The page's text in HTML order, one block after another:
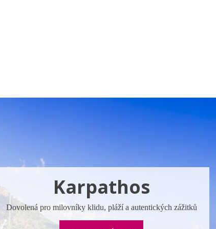
Karpathos
Dovolená pro milovníky klidu, pláží a autentických zážitků